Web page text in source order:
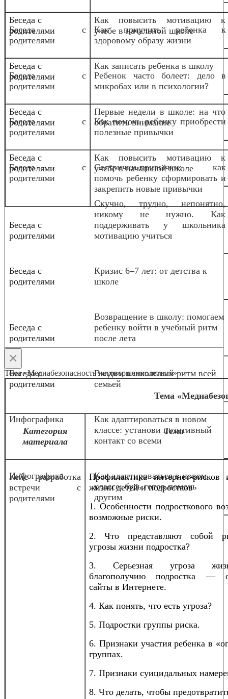
Беседа с
родителями
Как повысить мотивацию к
учебе в начальной школе
Беседа с
родителями
Как записать ребенка в школу
Беседа с
родителями
Первые недели в школе: на что
обратить внимание
Беседа с
родителями
Как повысить мотивацию к
учебе в начальной школе
Беседа с
родителями
Скучно, трудно, непонятно,
никому не нужно. Как
поддерживать у школьника
мотивацию учиться
Беседа с
родителями
Кризис 6–7 лет: от детства к
школе
Беседа с
родителями
Возвращение в школу: помогаем
ребенку войти в учебный ритм
после лета
Беседа с
родителями
Входим в школьный ритм всей
семьей
Инфографика
Как адаптироваться в новом
классе: установи позитивный
контакт со всеми
Инфографика
Как адаптироваться в новом
классе: будь готов помочь
другим
Беседа с
родителями
Как приучить ребенка к
здоровому образу жизни
Беседа с
родителями
Ребенок часто болеет: дело в
микробах или в психологии?
Беседа с
родителями
Как помочь ребенку приобрести
полезные привычки
Беседа с
родителями
Сестрички-привычки: как
помочь ребенку сформировать и
закрепить новые привычки
×
Тема «Медиабезопасность несовершеннолетних»
Тема
Категория
материала
Тема
Кейс разработка
встречи с
родителями
Профилактика интернет-рисков
жизни детей и подростков
1. Особенности подросткового
возможные риски.
2. Что представляют собой
угрозы жизни подростка?
3. Серьезная угроза
благополучию подростка —
сайты в Интернете.
4. Как понять, что есть угроза?
5. Подростки группы риска.
6. Признаки участия ребенка в
группах.
7. Признаки суицидальных
8. Что делать, чтобы